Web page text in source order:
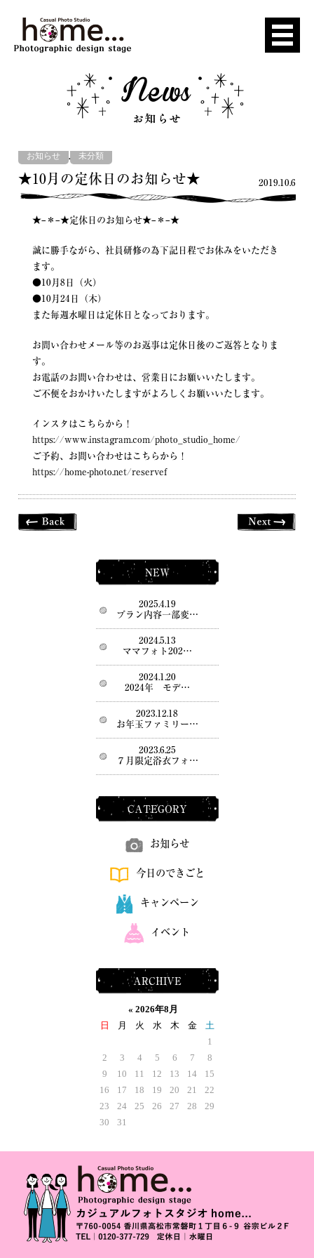
お知らせ 未分類
★10月の定休日のお知らせ★ 2019.10.6
★–＊–★定休日のお知らせ★–＊–★
誠に勝手ながら、社員研修の為下記日程でお休みをいただき
ます。
●10月8日（火）
●10月24日（木）
また毎週水曜日は定休日となっております。
お問い合わせメール等のお返事は定休日後のご返答となりま
す。
お電話のお問い合わせは、営業日にお願いいたします。
ご不便をおかけいたしますがよろしくお願いいたします。
インスタはこちらから！
https://www.instagram.com/photo_studio_home/
ご予約、お問い合わせはこちらから！
https://home-photo.net/reservef
NEW
2025.4.19
プラン内容一部変…
2024.5.13
ママフォト202…
2024.1.20
2024年 モデ…
2023.12.18
お年玉ファミリー…
2023.6.25
７月限定浴衣フォ…
CATEGORY
お知らせ
今日のできごと
キャンペーン
イベント
ARCHIVE
« 2026年8月
日
月 火 水 木 金
土
1
2
3 4 5 6 7
8
9
10 11 12 13 14
15
16
17 18 19 20 21
22
23
24 25 26 27 28
29
30
31